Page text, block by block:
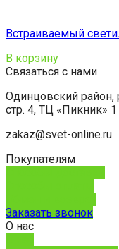
Встраиваемый
В корзину
Связаться с нами
Одинцовский район,
стр. 4, ТЦ «Пикник»
zakaz@svet-online.ru
Покупателям
Заказать звонок
О нас